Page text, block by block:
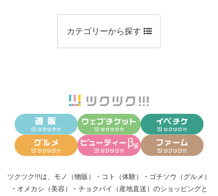
カテゴリーから探す
ツクツク!!!は、 モノ（物販） ・ コト（体験） ・ ゴチソウ（グルメ）
・ オメカシ（美容） ・ チョクバイ（産地直送） のショッピングと